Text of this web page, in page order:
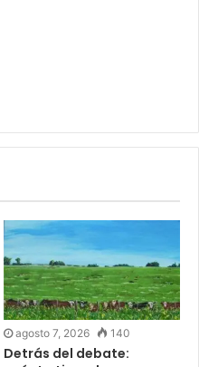
agosto 7, 2026 140
Detrás del debate: